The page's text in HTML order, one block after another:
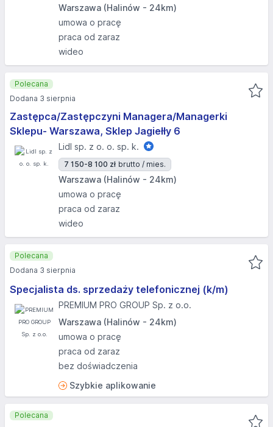
Warszawa (Halinów - 24km)
umowa o pracę
praca od zaraz
wideo
Zastępca/Zastępczyni Managera/Managerki
Sklepu- Warszawa, Sklep Jagiełły 6
Lidl sp. z o. o. sp. k.
7 150-8 100 zł brutto / mies.
Warszawa (Halinów - 24km)
umowa o pracę
praca od zaraz
wideo
Polecana
Dodana 3 sierpnia
Specjalista ds. sprzedaży telefonicznej (k/m)
PREMIUM PRO GROUP Sp. z o.o.
Warszawa (Halinów - 24km)
umowa o pracę
praca od zaraz
bez doświadczenia
Szybkie aplikowanie
Polecana
Dodana 3 sierpnia
Polecana